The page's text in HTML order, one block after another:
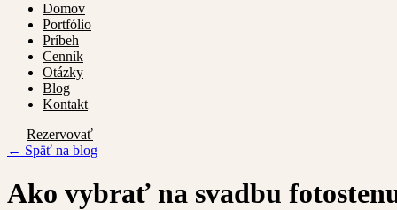
Domov
Portfólio
Príbeh
Cenník
Otázky
Blog
Kontakt
Rezervovať
← Späť na blog
Ako vybrať na svadbu